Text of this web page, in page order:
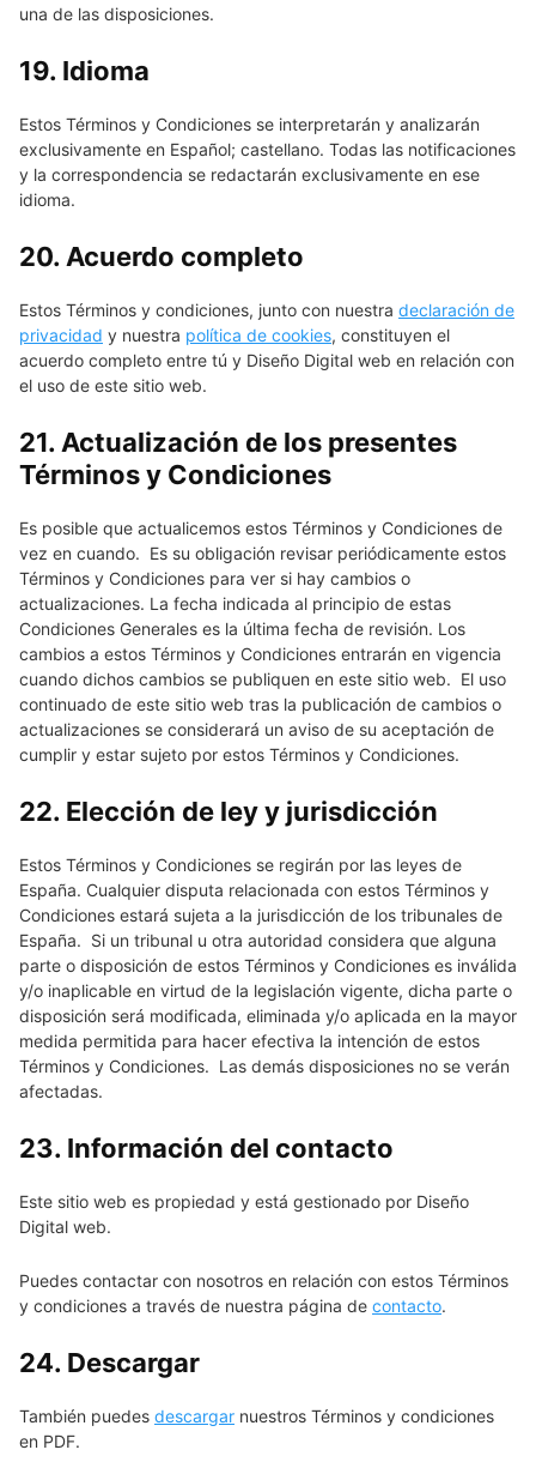
una de las disposiciones.
19. Idioma
Estos Términos y Condiciones se interpretarán y analizarán
exclusivamente en Español; castellano. Todas las notificaciones
y la correspondencia se redactarán exclusivamente en ese
idioma.
20. Acuerdo completo
Estos Términos y condiciones, junto con nuestra declaración de
privacidad y nuestra política de cookies, constituyen el
acuerdo completo entre tú y Diseño Digital web en relación con
el uso de este sitio web.
21. Actualización de los presentes
Términos y Condiciones
Es posible que actualicemos estos Términos y Condiciones de
vez en cuando. Es su obligación revisar periódicamente estos
Términos y Condiciones para ver si hay cambios o
actualizaciones. La fecha indicada al principio de estas
Condiciones Generales es la última fecha de revisión. Los
cambios a estos Términos y Condiciones entrarán en vigencia
cuando dichos cambios se publiquen en este sitio web. El uso
continuado de este sitio web tras la publicación de cambios o
actualizaciones se considerará un aviso de su aceptación de
cumplir y estar sujeto por estos Términos y Condiciones.
22. Elección de ley y jurisdicción
Estos Términos y Condiciones se regirán por las leyes de
España. Cualquier disputa relacionada con estos Términos y
Condiciones estará sujeta a la jurisdicción de los tribunales de
España. Si un tribunal u otra autoridad considera que alguna
parte o disposición de estos Términos y Condiciones es inválida
y/o inaplicable en virtud de la legislación vigente, dicha parte o
disposición será modificada, eliminada y/o aplicada en la mayor
medida permitida para hacer efectiva la intención de estos
Términos y Condiciones. Las demás disposiciones no se verán
afectadas.
23. Información del contacto
Este sitio web es propiedad y está gestionado por Diseño
Digital web.
Puedes contactar con nosotros en relación con estos Términos
y condiciones a través de nuestra página de contacto.
24. Descargar
También puedes descargar nuestros Términos y condiciones
en PDF.